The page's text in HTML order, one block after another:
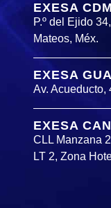
EXESA
P.º del Ejido
Mateos, Méx.
EXESA
Av. Acueducto,
EXESA
CLL Manzana
LT 2, Zona